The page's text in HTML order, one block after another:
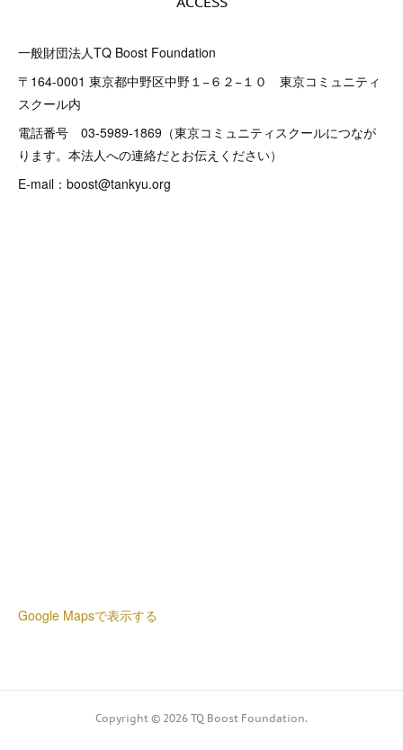
一般財団法人TQ Boost Foundation
〒164-0001 東京都中野区中野１−６２−１０ 東京コミュニティ
スクール内
電話番号 03-5989-1869（東京コミュニティスクールにつなが
ります。本法人への連絡だとお伝えください）
E-mail：boost@tankyu.org
Google Mapsで表示する
Copyright © 2026 TQ Boost Foundation.